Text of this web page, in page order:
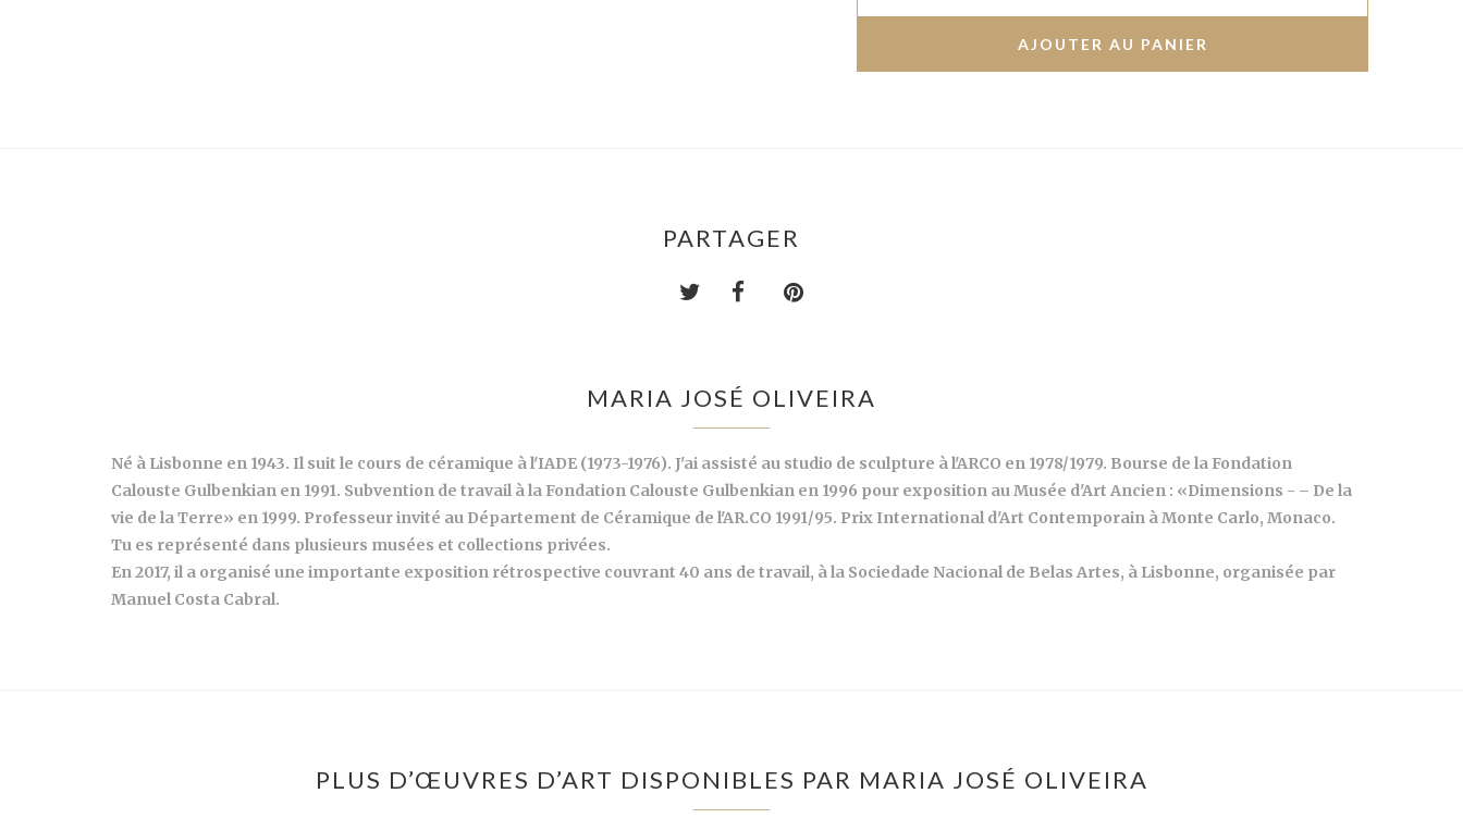
PARTAGER
MARIA JOSÉ OLIVEIRA
Né à Lisbonne en 1943. Il suit le cours de céramique à l'IADE (1973-1976). J'ai assisté au studio de sculpture à l'ARCO en 1978/1979. Bourse de la Fondation
Calouste Gulbenkian en 1991. Subvention de travail à la Fondation Calouste Gulbenkian en 1996 pour exposition au Musée d'Art Ancien : «Dimensions - – De la
vie de la Terre» en 1999. Professeur invité au Département de Céramique de l'AR.CO 1991/95. Prix International d'Art Contemporain à Monte Carlo, Monaco.
Tu es représenté dans plusieurs musées et collections privées.
En 2017, il a organisé une importante exposition rétrospective couvrant 40 ans de travail, à la Sociedade Nacional de Belas Artes, à Lisbonne, organisée par
Manuel Costa Cabral.
PLUS D’ŒUVRES D’ART DISPONIBLES PAR MARIA JOSÉ OLIVEIRA